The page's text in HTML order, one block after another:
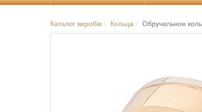
Каталог виробів Кольца Обручальное